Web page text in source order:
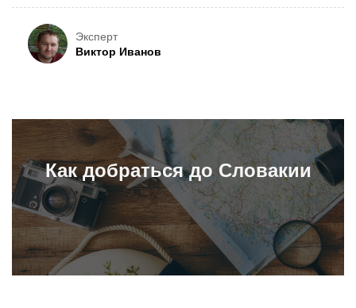
Эксперт
Виктор Иванов
Как добраться до Словакии